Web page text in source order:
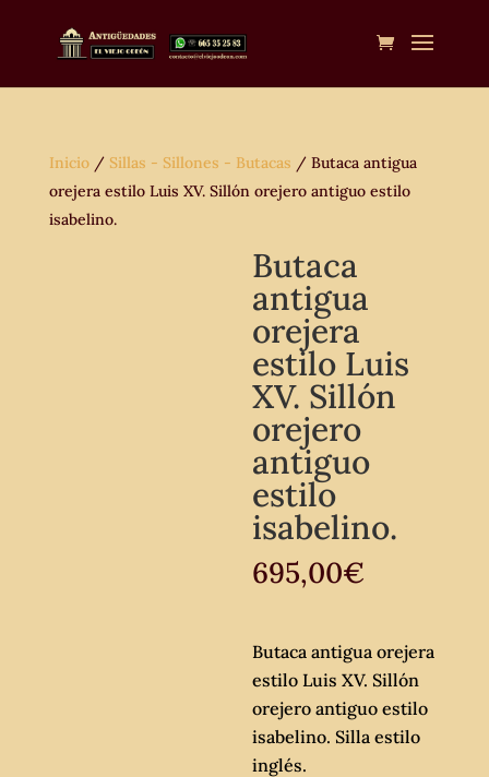
Inicio/ Sillas - Sillones - Butacas / Butaca antigua
orejera estilo Luis XV. Sillón orejero antiguo estilo
isabelino.
Butaca
antigua
orejera
estilo Luis
XV. Sillón
orejero
antiguo
estilo
isabelino.
695,00€
Butaca antigua orejera
estilo Luis XV. Sillón
orejero antiguo estilo
isabelino. Silla estilo
inglés.